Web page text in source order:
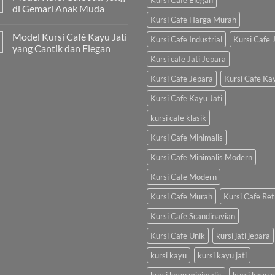
di Gemari Anak Muda
Model Kursi Café Kayu Jati
yang Cantik dan Elegan
Kursi Cafe Harga Murah
Kursi Cafe Industrial
Kursi Cafe
Kursi cafe Jati Jepara
Kursi Cafe Jepara
Kursi Cafe
Kursi Cafe Kayu Jati
kursi cafe klasik
Kursi Cafe Minimalis
Kursi Cafe Minimalis Modern
Kursi Cafe Modern
Kursi Cafe Murah
Kursi Cafe
Kursi Cafe Scandinavian
Kursi Cafe Unik
kursi jati jepara
kursi kayu
kursi kayu jati